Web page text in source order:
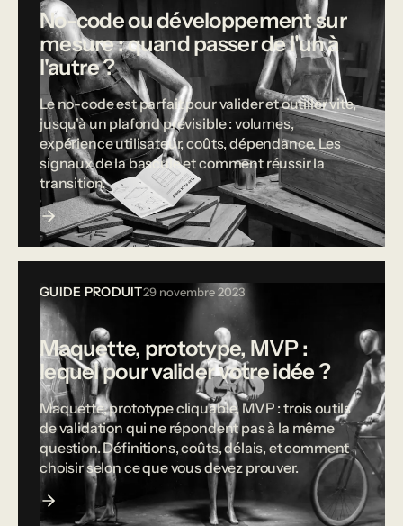
No-code ou développement sur
mesure : quand passer de l'un à
l'autre ?
Le no-code est parfait pour valider et outiller vite,
jusqu'à un plafond prévisible : volumes,
expérience utilisateur, coûts, dépendance. Les
signaux de la bascule et comment réussir la
transition.
GUIDE PRODUIT29 novembre 2023
Maquette, prototype, MVP :
lequel pour valider votre idée ?
Maquette, prototype cliquable, MVP : trois outils
de validation qui ne répondent pas à la même
question. Définitions, coûts, délais, et comment
choisir selon ce que vous devez prouver.